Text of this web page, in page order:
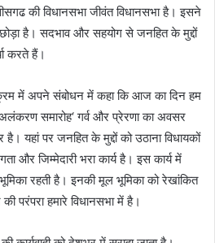
की विधानसभा जीवंत विधानसभा है। इसने
छोड़ा है। सदभाव और सहयोग से जनहित के मुद्दों
करते हैं।
में अपने संबोधन में कहा कि आज का दिन हम
समारोह‘ गर्व और प्रेरणा का अवसर
यहां पर जनहित के मुद्दों को उठाना विधायकों
और जिम्मेदारी भरा कार्य है। इस कार्य में
भूमिका रहती है। इनकी मूल भूमिका को रेखांकित
परंपरा हमारे विधानसभा में है।